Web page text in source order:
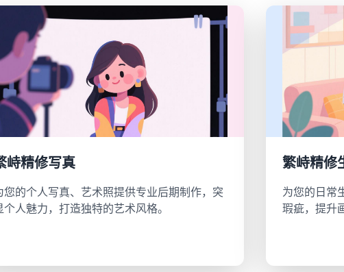
峙精修写真
您的个人写真、艺术照提供专业后期制作，突
个人魅力，打造独特的艺术风格。
繁峙精修
为您的日常
瑕疵，提升